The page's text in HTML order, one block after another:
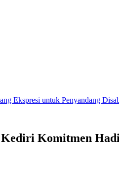
Ekspresi untuk Penyandang
Komitmen